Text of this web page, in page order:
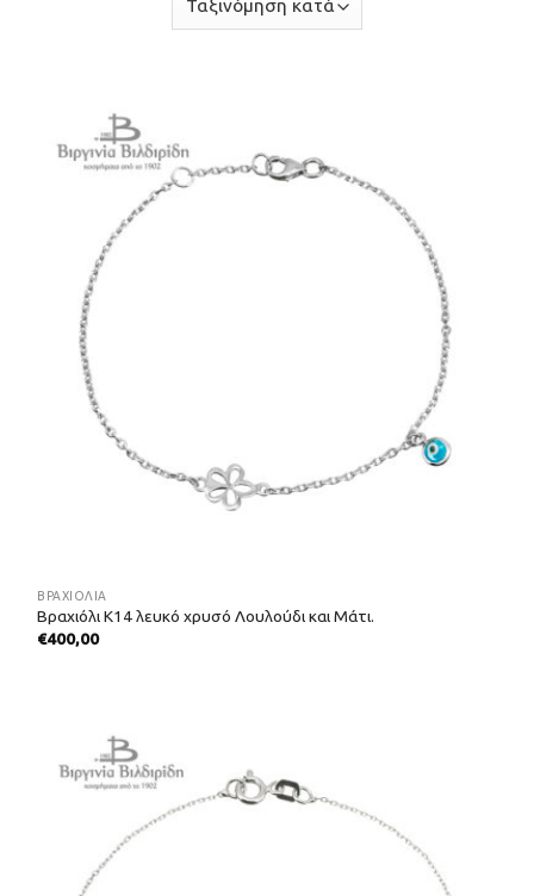
ΒΡΑΧΙΌΛΙΑ
Βραχιόλι Κ14 λευκό χρυσό Λουλούδι και Μάτι.
€400,00